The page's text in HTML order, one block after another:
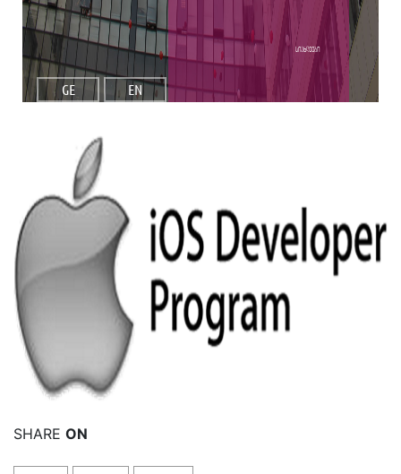
GE EN
სიახლეები
SHARE ON